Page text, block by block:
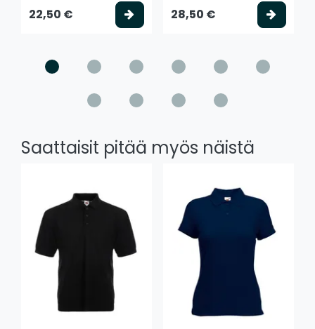
22,50 € Valitse vaihtoehto
28,50 €
Saattaisit pitää myös näistä